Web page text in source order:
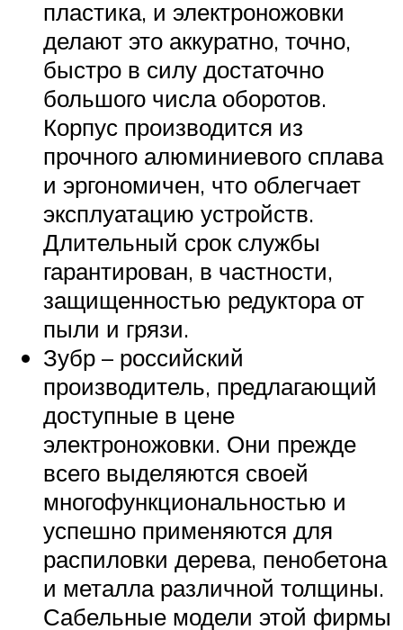
пластика, и электроножовки
делают это аккуратно, точно,
быстро в силу достаточно
большого числа оборотов.
Корпус производится из
прочного алюминиевого сплава
и эргономичен, что облегчает
эксплуатацию устройств.
Длительный срок службы
гарантирован, в частности,
защищенностью редуктора от
пыли и грязи.
Зубр – российский
производитель, предлагающий
доступные в цене
электроножовки. Они прежде
всего выделяются своей
многофункциональностью и
успешно применяются для
распиловки дерева, пенобетона
и металла различной толщины.
Сабельные модели этой фирмы